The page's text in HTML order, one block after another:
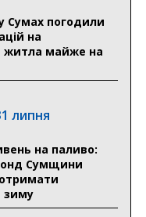
Сумах погодили
на
житла майже на
липня
на паливо:
Сумщини
зиму